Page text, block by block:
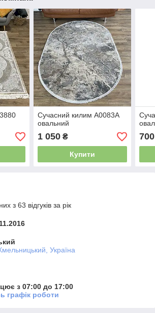
Сучасний килим A0083A
овальний
1 050₴
Купити
700
з 63 відгуків за рік
Україна
з 07:00 до 17:00
графік роботи